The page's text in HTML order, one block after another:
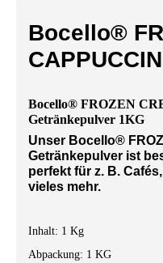
Bocello®
Bocello® FROZEN
Getränkepulver 1KG
Unser Bocello®
Getränkepulver ist
perfekt für z. B.
vieles mehr.
Inhalt: 1 Kg
Abpackung: 1 KG